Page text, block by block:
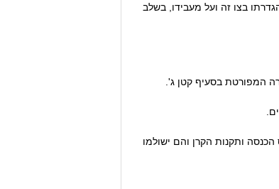
עובד, כהגדרתו בצו זה ועל מעבידו, בשלב
המפורטת בסעיף קטן ג'.
ותקנות הקרן והם ישולמו